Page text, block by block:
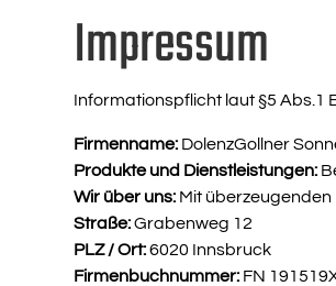
Impressum
Informationspflicht laut §5 Abs.1
Firmenname: DolenzGollner
Produkte und Dienstleistungen:
Wir über uns: Mit
Straße: Grabenweg 12
PLZ / Ort: 6020 Innsbruck
Firmenbuchnummer: FN